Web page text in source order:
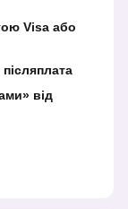
Visa або
від